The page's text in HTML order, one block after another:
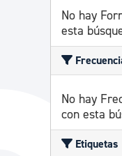
No hay
esta
No hay
con esta
Etiquetas